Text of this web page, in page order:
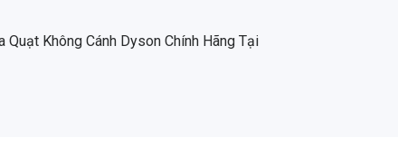
Quạt Không Cánh Dyson Chính Hãng Tại